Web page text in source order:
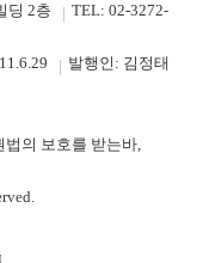
딩 2층
TEL: 02-3272-
발행인: 김정태
법의 보호를 받는바,